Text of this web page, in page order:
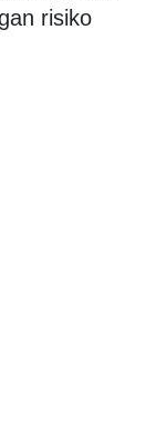
risiko